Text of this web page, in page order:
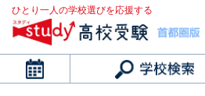
ひとり一人の学校選びを応援する